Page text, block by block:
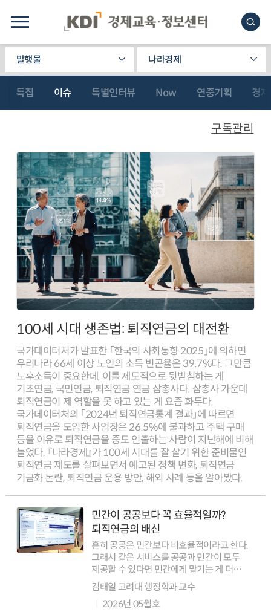
발행물 나라경제
특집 이슈 특별인터뷰 Now 연중기획 경
100세 시대 생존법: 퇴직연금의 대전환
국가데이터처가 발표한 「한국의 사회동향 2025」에 의하면
우리나라 66세 이상 노인의 소득 빈곤율은 39.7%다. 그만큼
노후소득이 중요한데, 이를 제도적으로 뒷받침하는 게
기초연금, 국민연금, 퇴직연금 연금 삼총사다. 삼총사 가운데
퇴직연금이 제 역할을 못 하고 있는 게 요즘 화두다.
국가데이터처의 「2024년 퇴직연금통계 결과」에 따르면
퇴직연금을 도입한 사업장은 26.5%에 불과하고 주택 구매
등을 이유로 퇴직연금을 중도 인출하는 사람이 지난해에 비해
늘었다. 『나라경제』가 100세 시대를 잘 살기 위한 준비물인
퇴직연금 제도를 살펴보면서 예고된 정책 변화, 퇴직연금
기금화 논란, 퇴직연금 운용 방안, 해외 사례 등을 알아봤다.
민간이 공공보다 꼭 효율적일까?
퇴직연금의 배신
흔히 공공은 민간보다 비효율적이라고 한다.
그래서 같은 서비스를 공공과 민간이 모두
제공할 수 있다면 민간에게 맡기는 게 더
효율적이라고 한다. 특히 금융은 민간 영역
중에서도 극도의 효율성을 추구한다. 그
때문에 통화를 발행하는 한국은행 같은 공적
김태일 고려대 행정학과 교수
2026년 05월호
구독관리